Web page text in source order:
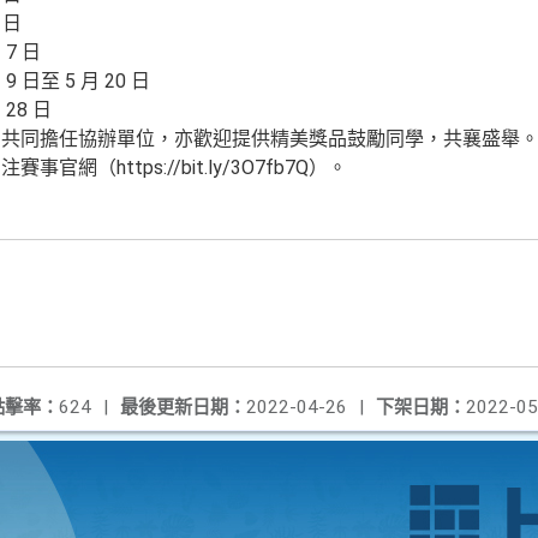
日
日至 5 月 20 日
日
同擔任協辦單位，亦歡迎提供精美獎品鼓勵同學，共襄盛舉。
賽事官網（https://bit.ly/3O7fb7Q）。
下架日期： 2022-
最後更新日期： 2022-04-26 |
率： 624 |